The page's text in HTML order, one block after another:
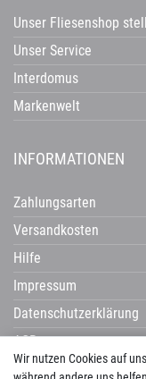
Wir nutzen Cookies auf
Unser Fliesenshop
Unser Service
Interdomus
Markenwelt
INFORMATIONEN
Zahlungsarten
Versandkosten
Hilfe
Impressum
Datenschutzerklärung
AGB
Widerrufsrecht